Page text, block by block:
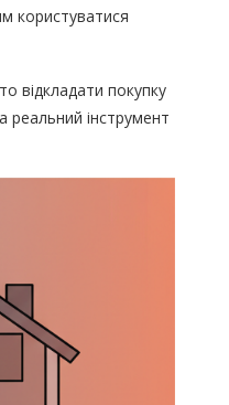
користуватися
відкладати покупку
реальний інструмент